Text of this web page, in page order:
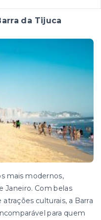
da Tijuca
mais modernos,
Janeiro. Com belas
culturais, a Barra
para quem